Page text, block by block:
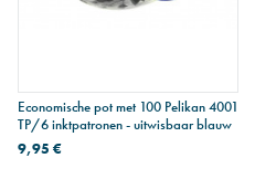
Economische pot met 100 Pelikan 4001
TP/6 inktpatronen - uitwisbaar blauw
9,95 €